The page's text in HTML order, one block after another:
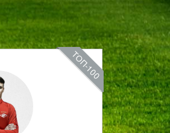
ТОП-100